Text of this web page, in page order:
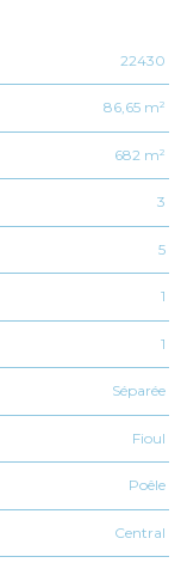
22430
86,65 m²
682 m²
3
5
1
1
Séparée
Fioul
Poêle
Central